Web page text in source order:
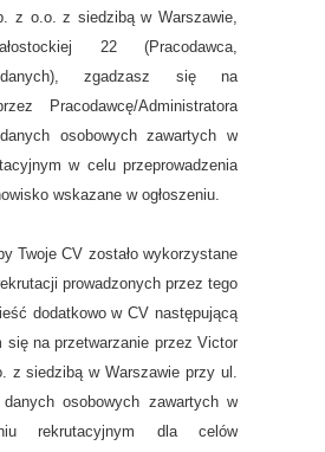
z o.o. z siedzibą w Warszawie,
22 (Pracodawca,
danych), zgadzasz się na
Pracodawcę/Administratora
osobowych zawartych w
w celu przeprowadzenia
wskazane w ogłoszeniu.
Twoje CV zostało wykorzystane
prowadzonych przez tego
dodatkowo w CV następującą
się na przetwarzanie przez Victor
z siedzibą w Warszawie przy ul.
danych osobowych zawartych w
rekrutacyjnym dla celów